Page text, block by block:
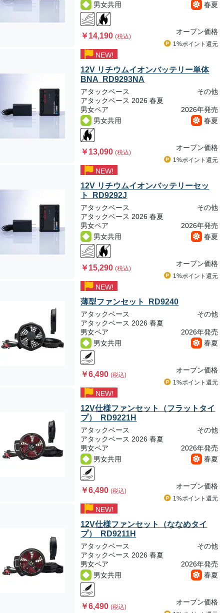
男女共用
春夏
￥14,190(税込)
オープン価格
1%ポイント 還元
NEW!
12V リチウムイオンバッテリー単体
BNA RD9293NA
アタックベース
その他
アタックベース 2026 春夏
男女ペア
2026年発売
男女共用
春夏
￥13,090(税込)
オープン価格
1%ポイント 還元
NEW!
12V リチウムイオンバッテリーセッ
ト RD9292J
アタックベース
その他
アタックベース 2026 春夏
男女ペア
2026年発売
男女共用
春夏
￥15,290(税込)
オープン価格
1%ポイント 還元
NEW!
薄型ファンセット RD9240
アタックベース
その他
アタックベース 2026 春夏
男女ペア
2026年発売
男女共用
春夏
￥6,490(税込)
オープン価格
1%ポイント 還元
NEW!
12V仕様ファンセット（フラットタイ
プ） RD9221H
アタックベース
その他
アタックベース 2026 春夏
男女ペア
2026年発売
男女共用
春夏
￥6,490(税込)
オープン価格
1%ポイント 還元
NEW!
12V仕様ファンセット（ななめタイ
プ） RD9211H
アタックベース
その他
アタックベース 2026 春夏
男女ペア
2026年発売
男女共用
春夏
￥6,490(税込)
オープン価格